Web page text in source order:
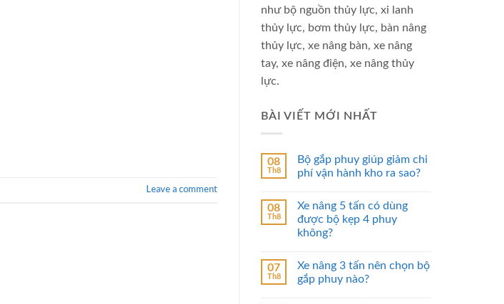
Leave a comment
như bộ nguồn thủy lực, xi lanh
thủy lực, bơm thủy lực, bàn nâng
thủy lực, xe nâng bàn, xe nâng
tay, xe nâng điện, xe nâng thủy
lực.
BÀI VIẾT MỚI NHẤT
08
Th8
Bộ gắp phuy giúp giảm chi
phí vận hành kho ra sao?
08
Th8
Xe nâng 5 tấn có dùng
được bộ kẹp 4 phuy
không?
07
Th8
Xe nâng 3 tấn nên chọn bộ
gắp phuy nào?